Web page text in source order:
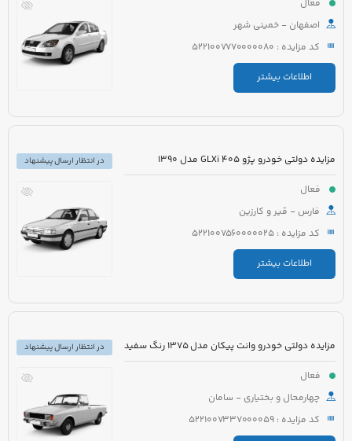
فعال
اصفهان - خمینی شهر
کد مزایده : 5221007770000080
اطلاعات بیشتر
مزایده دولتی خودرو پژو 405 GLXi مدل 1390
فعال
فارس - قیر و کارزین
کد مزایده : 5221007560000025
اطلاعات بیشتر
در انتظار ارسال پیشنهاد
مزایده دولتی خودرو وانت پیکان مدل 1375 رنگ سفید
فعال
چهارمحال و بختیاری - سامان
کد مزایده : 5221007337000059
در انتظار ارسال پیشنهاد